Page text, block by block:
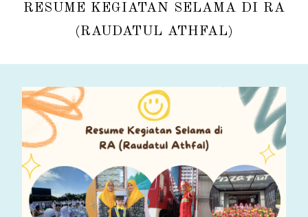
RESUME KEGIATAN SELAMA DI RA
(RAUDATUL ATHFAL)